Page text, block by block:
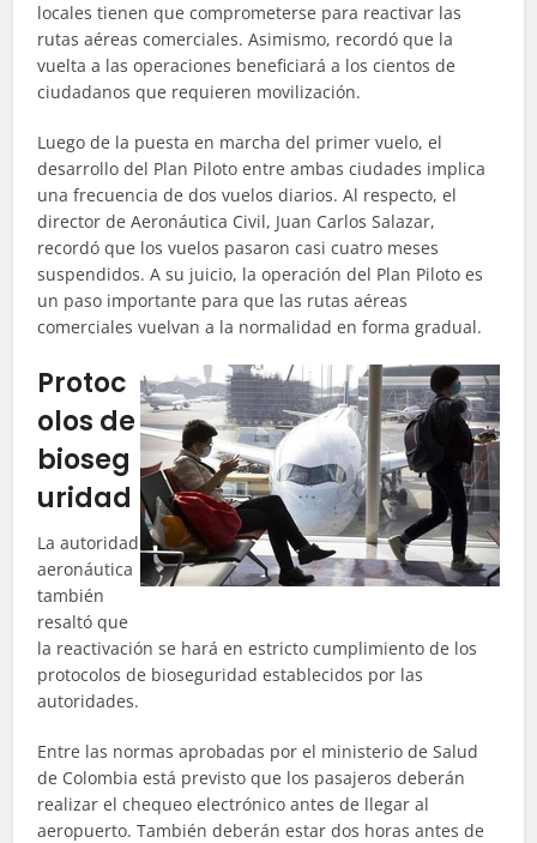
locales tienen que comprometerse para reactivar las
rutas aéreas comerciales. Asimismo, recordó que la
vuelta a las operaciones beneficiará a los cientos de
ciudadanos que requieren movilización.
Luego de la puesta en marcha del primer vuelo, el
desarrollo del Plan Piloto entre ambas ciudades implica
una frecuencia de dos vuelos diarios. Al respecto, el
director de Aeronáutica Civil, Juan Carlos Salazar,
recordó que los vuelos pasaron casi cuatro meses
suspendidos. A su juicio, la operación del Plan Piloto es
un paso importante para que las rutas aéreas
comerciales vuelvan a la normalidad en forma gradual.
Protoc
olos de
bioseg
uridad
La autoridad
aeronáutica
también
resaltó que
la reactivación se hará en estricto cumplimiento de los
protocolos de bioseguridad establecidos por las
autoridades.
Entre las normas aprobadas por el ministerio de Salud
de Colombia está previsto que los pasajeros deberán
realizar el chequeo electrónico antes de llegar al
aeropuerto. También deberán estar dos horas antes de